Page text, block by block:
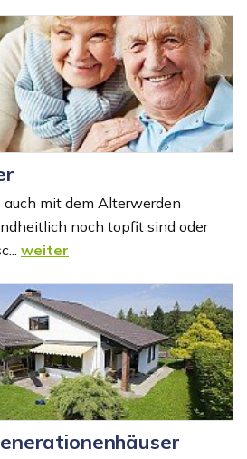
auch mit dem Älterwerden
noch topfit sind oder
weiter